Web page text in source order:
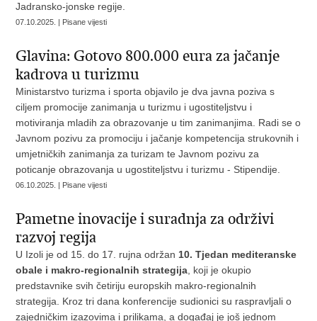
Jadransko-jonske regije.
07.10.2025. | Pisane vijesti
Glavina: Gotovo 800.000 eura za jačanje
kadrova u turizmu
Ministarstvo turizma i sporta objavilo je dva javna poziva s
ciljem promocije zanimanja u turizmu i ugostiteljstvu i
motiviranja mladih za obrazovanje u tim zanimanjima. Radi se o
Javnom pozivu za promociju i jačanje kompetencija strukovnih i
umjetničkih zanimanja za turizam te Javnom pozivu za
poticanje obrazovanja u ugostiteljstvu i turizmu - Stipendije.
06.10.2025. | Pisane vijesti
Pametne inovacije i suradnja za održivi
razvoj regija
U Izoli je od 15. do 17. rujna održan 10. Tjedan mediteranske
obale i makro-regionalnih strategija , koji je okupio
predstavnike svih četiriju europskih makro-regionalnih
strategija. Kroz tri dana konferencije sudionici su raspravljali o
zajedničkim izazovima i prilikama, a događaj je još jednom